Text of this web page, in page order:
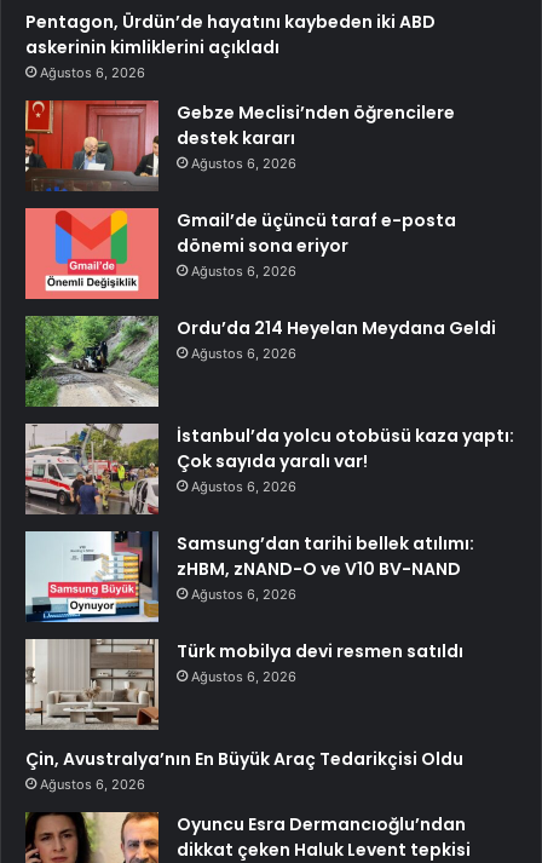
Pentagon, Ürdün’de hayatını kaybeden iki ABD
askerinin kimliklerini açıkladı
Ağustos 6, 2026
Gebze Meclisi’nden öğrencilere
destek kararı
Ağustos 6, 2026
Gmail’de üçüncü taraf e-posta
dönemi sona eriyor
Ağustos 6, 2026
Ordu’da 214 Heyelan Meydana Geldi
Ağustos 6, 2026
İstanbul’da yolcu otobüsü kaza yaptı:
Çok sayıda yaralı var!
Ağustos 6, 2026
Samsung’dan tarihi bellek atılımı:
zHBM, zNAND-O ve V10 BV-NAND
Ağustos 6, 2026
Türk mobilya devi resmen satıldı
Ağustos 6, 2026
Çin, Avustralya’nın En Büyük Araç Tedarikçisi Oldu
Ağustos 6, 2026
Oyuncu Esra Dermancıoğlu’ndan
dikkat çeken Haluk Levent tepkisi